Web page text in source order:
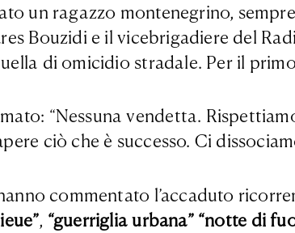
un ragazzo montenegrino,
Bouzidi e il vicebrigadiere del
di omicidio stradale. Per il
“Nessuna vendetta.
ciò che è successo. Ci
commentato l’accaduto
, “guerriglia urbana” “notte di